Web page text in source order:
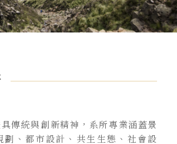
傳統與創新精神，系所專業涵蓋景
劃、都市設計、共生生態、社會設